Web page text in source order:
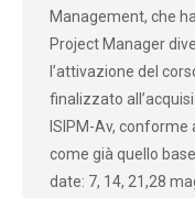
Management, che
Project Manager
l’attivazione del
finalizzato
ISIPM-Av, conforme
come già quello
date: 7, 14, 21,28